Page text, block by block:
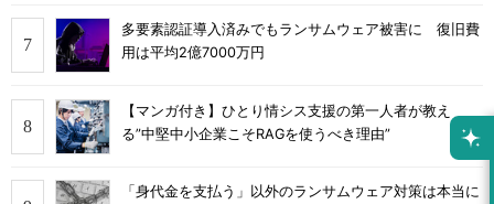
多要素認証導入済みでもランサムウェア被害に 復旧費
用は平均2億7000万円
【マンガ付き】ひとり情シス支援の第一人者が教え
る”中堅中小企業こそRAGを使うべき理由”
「身代金を支払う」以外のランサムウェア対策は本当に